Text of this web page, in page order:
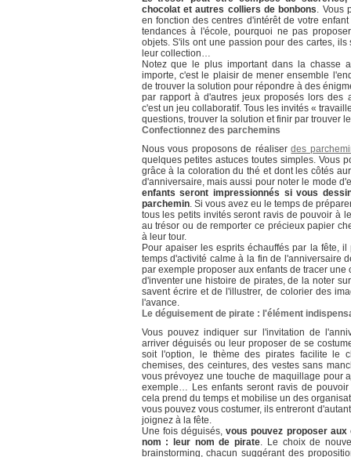
chocolat et autres colliers de bonbons. Vous
en fonction des centres d'intérêt de votre
tendances à l'école, pourquoi ne pas
objets. S'ils ont une passion pour des cartes,
leur collection…
Notez que le plus important dans la chasse
importe, c'est le plaisir de mener ensemble
de trouver la solution pour répondre à des
par rapport à d'autres jeux proposés lors des
c'est un jeu collaboratif. Tous les invités «
questions, trouver la solution et finir par trouver
Confectionnez des parchemins
Nous vous proposons de réaliserdes
quelques petites astuces toutes simples. Vous
grâce à la coloration du thé et dont les côtés
d'anniversaire, mais aussi pour noter le mode
enfants seront impressionnés si vous
parchemin. Si vous avez eu le temps de
tous les petits invités seront ravis de pouvoir à
au trésor ou de remporter ce précieux papier
à leur tour.
Pour apaiser les esprits échauffés par la fête,
temps d'activité calme à la fin de l'anniversaire
par exemple proposer aux enfants de tracer
d'inventer une histoire de pirates, de la noter
savent écrire et de l'illustrer, de colorier des
l'avance.
Le déguisement de pirate : l'élément
Vous pouvez indiquer sur l'invitation de
arriver déguisés ou leur proposer de se
soit l'option, le thème des pirates facilite le
chemises, des ceintures, des vestes sans
vous prévoyez une touche de maquillage pour
exemple… Les enfants seront ravis de
cela prend du temps et mobilise un des
vous pouvez vous costumer, ils entreront
joignez à la fête.
Une fois déguisés,vous pouvez proposer
nom : leur nom de pirate. Le choix de
brainstorming, chacun suggérant des